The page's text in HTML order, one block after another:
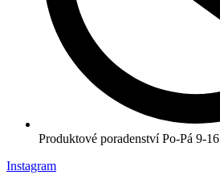
Produktové poradenství Po-Pá 9-16
Instagram